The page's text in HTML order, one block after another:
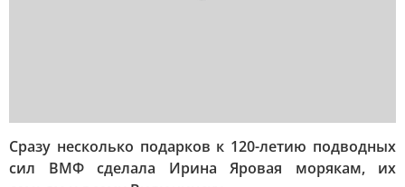
Сразу несколько подарков к 120-летию подводных
сил ВМФ сделала Ирина Яровая морякам, их